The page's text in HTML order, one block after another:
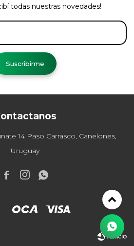
14 Paso Carrasco, Canelones,
Uruguay
  
todas nuestras novedades!
Suscribirme